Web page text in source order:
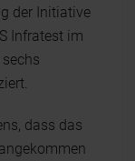
der Initiative
Infratest im
dass das